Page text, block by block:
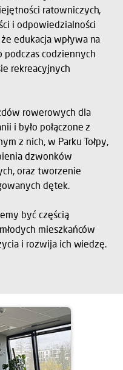
ratowniczych,
i odpowiedzialności
edukacja wpływa na
codziennych
rekreacyjnych
rowerowych dla
i było połączone z
z nich, w Parku Tołpy,
dzwonków
oraz tworzenie
dętek.
być częścią
mieszkańców
i rozwija ich wiedzę.